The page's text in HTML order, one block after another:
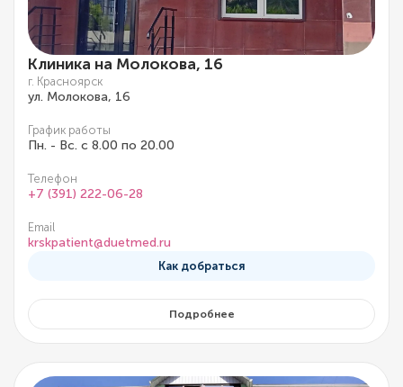
Клиника на Молокова, 16
г. Красноярск
ул. Молокова, 16
График работы
Пн. - Вс. с 8.00 по 20.00
Телефон
+7 (391) 222-06-28
Email
krskpatient@duetmed.ru
Как добраться
Подробнее